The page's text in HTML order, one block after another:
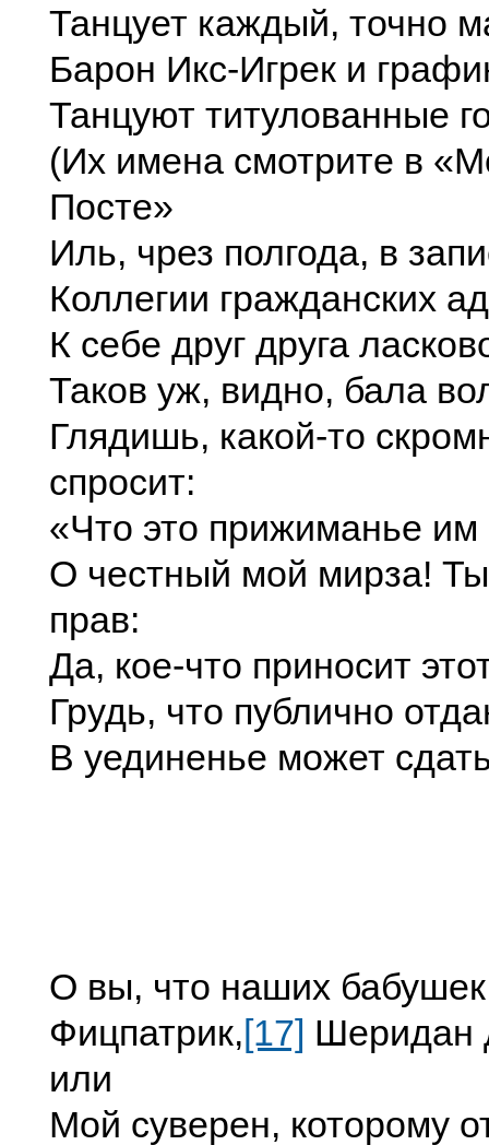
Танцует каждый, точно
Барон Икс-Игрек и
Танцуют титулованные
(Их имена смотрите в
Посте»
Иль, чрез полгода, в
Коллегии гражданских
К себе друг друга
Таков уж, видно, бала
Глядишь, какой-то
спросит:
«Что это прижиманье им
О честный мой мирза!
прав:
Да, кое-что приносит
Грудь, что публично
В уединенье может
О вы, что наших
Фицпатрик,[17] Шеридан
или
Мой суверен, которому